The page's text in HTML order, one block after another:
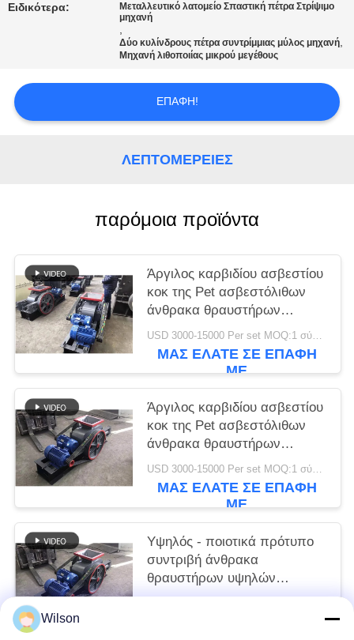
Ειδικότερα:
Μεταλλευτικό λατομείο Σπαστική πέτρα Στρίψιμο
μηχανή
,
Δύο κυλίνδρους πέτρα συντρίμμιας μύλος μηχανή,
Μηχανή λιθοποιίας μικρού μεγέθους
ΕΠΑΦΉ!
ΛΕΠΤΟΜΈΡΕΙΕΣ
παρόμοια προϊόντα
Άργιλος καρβιδίου ασβεστίου
κοκ της Pet ασβεστόλιθων
άνθρακα θραυστήρων
υψηλών 2-κυλίνδρων
ΜΑΣ ΕΛΆΤΕ ΣΕ ΕΠΑΦΉ
ΜΕ
Άργιλος καρβιδίου ασβεστίου
κοκ της Pet ασβεστόλιθων
άνθρακα θραυστήρων
υψηλών 2-κυλίνδρων
USD 3000-15000 Per set MOQ:1 σύνολο
ΜΑΣ ΕΛΆΤΕ ΣΕ ΕΠΑΦΉ
ΜΕ
Υψηλός - ποιοτικά πρότυπο
συντριβή άνθρακα
θραυστήρων υψηλών
υδραυλική διπλή ομαλή
Wilson